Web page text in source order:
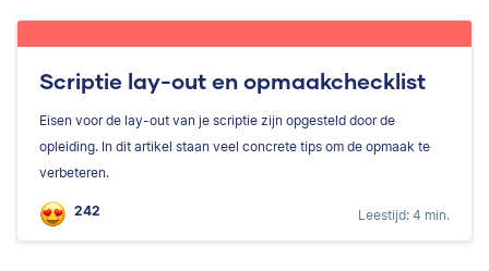
Scriptie lay-out en opmaakchecklist
Eisen voor de lay-out van je scriptie zijn opgesteld door de
opleiding. In dit artikel staan veel concrete tips om de opmaak te
verbeteren.
242 Leestijd: 4 min.